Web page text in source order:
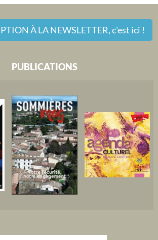
À LA NEWSLETTER,c'est ici !
PUBLICATIONS